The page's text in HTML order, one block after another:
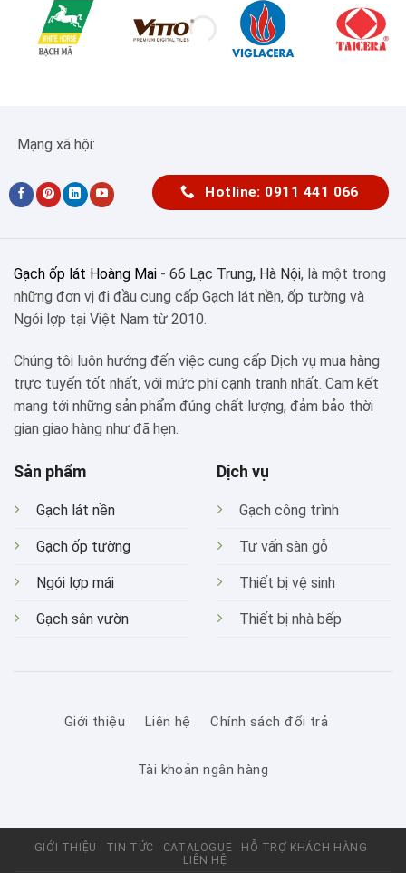
Mạng xã hội:
Hotline: 0911 441 066
Gạch ốp lát Hoàng Mai - 66 Lạc Trung, Hà Nội, là một trong
những đơn vị đi đầu cung cấp Gạch lát nền, ốp tường và
Ngói lợp tại Việt Nam từ 2010.
Chúng tôi luôn hướng đến việc cung cấp Dịch vụ mua hàng
trực tuyến tốt nhất, với mức phí cạnh tranh nhất. Cam kết
mang tới những sản phẩm đúng chất lượng, đảm bảo thời
gian giao hàng như đã hẹn.
Sản phẩm
Gạch lát nền
Gạch ốp tường
Ngói lợp mái
Gạch sân vườn
Dịch vụ
Gạch công trình
Tư vấn sàn gỗ
Thiết bị vệ sinh
Thiết bị nhà bếp
Giới thiệu Liên hệ Chính sách đổi trả
Tài khoản ngân hàng
GIỚI THIỆU TIN TỨC CATALOGUE
HỖ TRỢ KHÁCH HÀNG
LIÊN HỆ